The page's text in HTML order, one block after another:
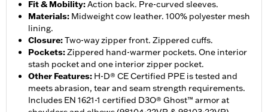
Fit & Mobility:Action back. Pre-curved sleeves.
Materials: Midweight cow leather. 100% polyester mesh
lining.
Closure:Two-way zipper front. Zippered cuffs.
Pockets:Zippered hand-warmer pockets. One interior
stash pocket and one interior zipper pocket.
Other Features: H-D® CE Certified PPE is tested and
meets abrasion, tear and seam strength requirements.
Includes EN 1621-1 certified D3O® Ghost™ armor at